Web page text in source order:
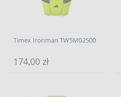
Timex Ironman TW5M02500
174,00 zł